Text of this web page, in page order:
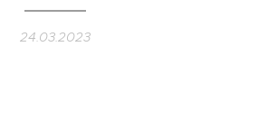
24.03.2023